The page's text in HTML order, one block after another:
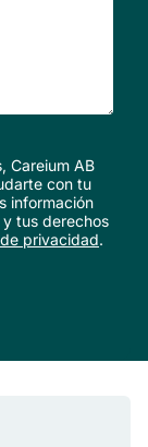
Careium AB
con tu
información
tus derechos
privacidad.